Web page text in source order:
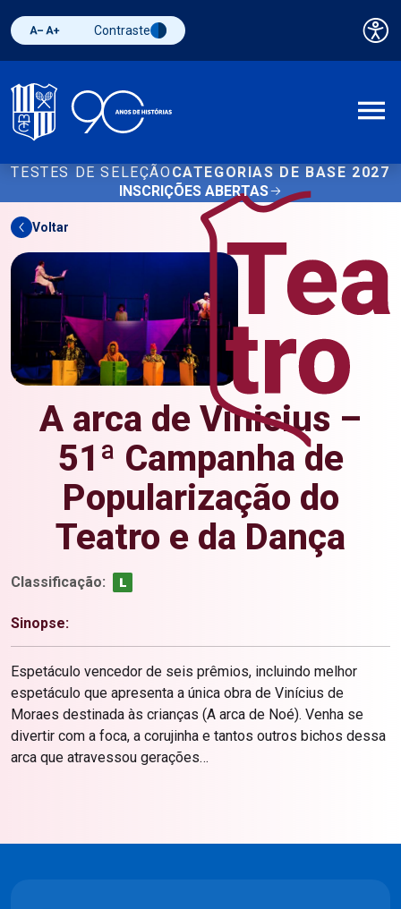
Diminuir fonte
Aumentar fonteAlternar contraste
Contraste
TESTES DE SELEÇÃO CATEGORIAS DE BASE 2027
INSCRIÇÕES ABERTAS
Voltar
A arca de Vinicius –
51ª Campanha de
Popularização do
Teatro e da Dança
Classificação:
Sinopse:
Espetáculo vencedor de seis prêmios, incluindo melhor
espetáculo que apresenta a única obra de Vinícius de
Moraes destinada às crianças (A arca de Noé). Venha se
divertir com a foca, a corujinha e tantos outros bichos dessa
arca que atravessou gerações…